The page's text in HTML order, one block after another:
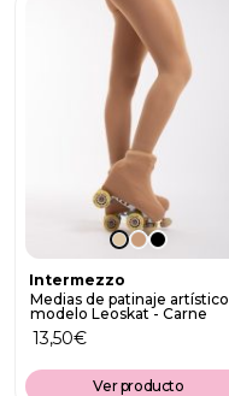
Intermezzo
Medias de patinaje artístico
modelo Leoskat - Carne
13,50€
Ver producto